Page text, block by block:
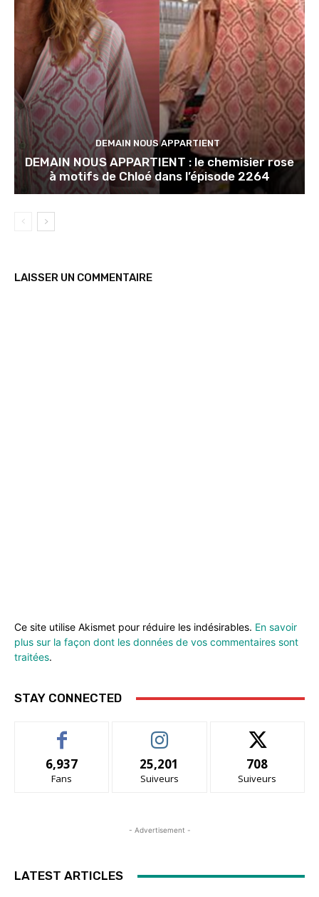
DEMAIN NOUS APPARTIENT
DEMAIN NOUS APPARTIENT : le chemisier rose
à motifs de Chloé dans l’épisode 2264
LAISSER UN COMMENTAIRE
Ce site utilise Akismet pour réduire les indésirables. En savoir
plus sur la façon dont les données de vos commentaires sont
traitées.
STAY CONNECTED
6,937
Fans
25,201
Suiveurs
708
Suiveurs
- Advertisement -
LATEST ARTICLES